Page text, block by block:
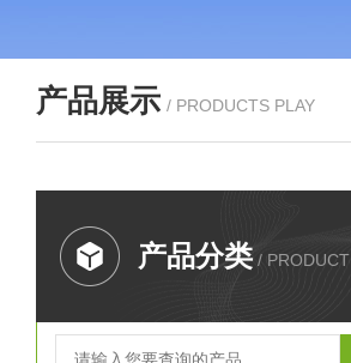
产品展示 / PRODUCTS PLAY
产品分类 / PRODUCT